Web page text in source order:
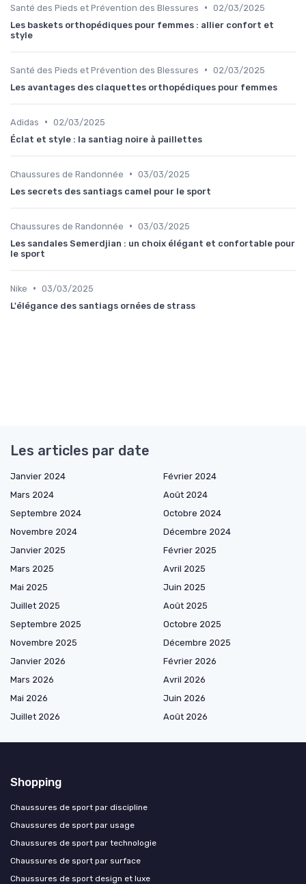
Santé des Pieds et Prévention des Blessures • 02/03/2025
Les baskets orthopédiques pour femmes : allier confort et
style
Santé des Pieds et Prévention des Blessures • 02/03/2025
Les avantages des claquettes orthopédiques pour femmes
Adidas • 02/03/2025
Éclat et style : la santiag noire à paillettes
Chaussures de Randonnée • 03/03/2025
Les secrets des santiags camel pour le sport
Chaussures de Randonnée • 03/03/2025
Les sandales Semerdjian : un choix élégant et confortable pour
le sport
Nike • 03/03/2025
L'élégance des santiags ornées de strass
Les articles par date
Janvier 2024
Février 2024
Mars 2024
Août 2024
Septembre 2024
Octobre 2024
Novembre 2024
Décembre 2024
Janvier 2025
Février 2025
Mars 2025
Avril 2025
Mai 2025
Juin 2025
Juillet 2025
Août 2025
Septembre 2025
Octobre 2025
Novembre 2025
Décembre 2025
Janvier 2026
Février 2026
Mars 2026
Avril 2026
Mai 2026
Juin 2026
Juillet 2026
Août 2026
Shopping
Chaussures de sport par discipline
Chaussures de sport par usage
Chaussures de sport par technologie
Chaussures de sport par surface
Chaussures de sport design et luxe